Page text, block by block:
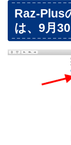
Raz-Plus
は、9月